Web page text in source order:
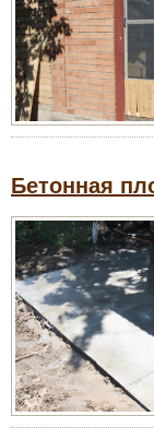
Бетонная